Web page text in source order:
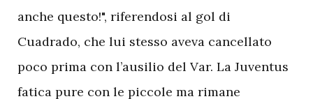
anche questo!", riferendosi al gol di
Cuadrado, che lui stesso aveva cancellato
poco prima con l’ausilio del Var. La Juventus
fatica pure con le piccole ma rimane